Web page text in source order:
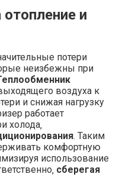
и
потери
неизбежны при
воздуха к
и снижая нагрузку
работает
холода‚
. Таким
комфортную
использование
сберегая